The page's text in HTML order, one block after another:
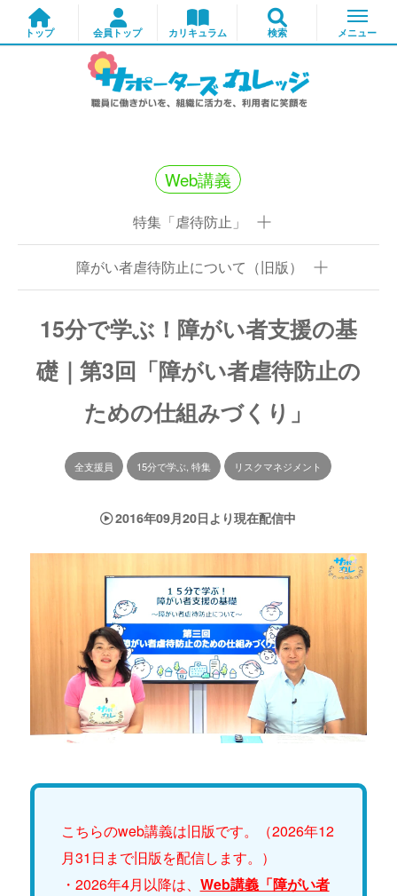
Web講義
特集「虐待防止」
障がい者虐待防止について（旧版）
15分で学ぶ！障がい者支援の基
礎｜第3回「障がい者虐待防止の
ための仕組みづくり」
全支援員 15分で学ぶ, 特集 リスクマネジメント
2016年09月20日より現在配信中
こちらのweb講義は旧版です。（2026年12
月31日まで旧版を配信します。）
・2026年4月以降は、 Web講義「障がい者